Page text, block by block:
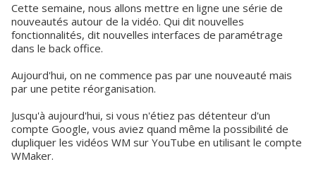
Cette semaine, nous allons mettre en ligne une série de
nouveautés autour de la vidéo. Qui dit nouvelles
fonctionnalités, dit nouvelles interfaces de paramétrage
dans le back office.
Aujourd'hui, on ne commence pas par une nouveauté mais
par une petite réorganisation.
Jusqu'à aujourd'hui, si vous n'étiez pas détenteur d'un
compte Google, vous aviez quand même la possibilité de
dupliquer les vidéos WM sur YouTube en utilisant le compte
WMaker.